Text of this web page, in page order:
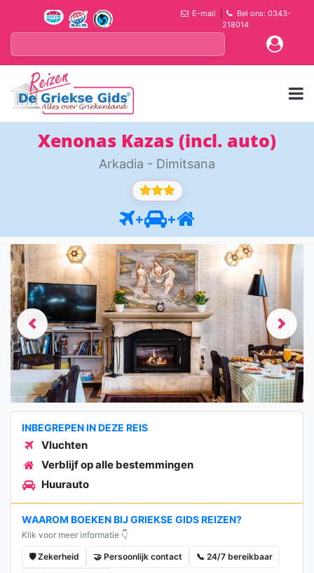
E-mail
Bel ons: 0343-
218014
Xenonas Kazas (incl. auto)
Arkadia - Dimitsana
+ +
Previous Next
INBEGREPEN IN DEZE REIS
Vluchten
Verblijf op alle bestemmingen
Huurauto
WAAROM BOEKEN BIJ GRIEKSE GIDS REIZEN?
Klik voor meer informatie 👇
🛡️ Zekerheid 🤝 Persoonlijk contact 📞 24/7 bereikbaar